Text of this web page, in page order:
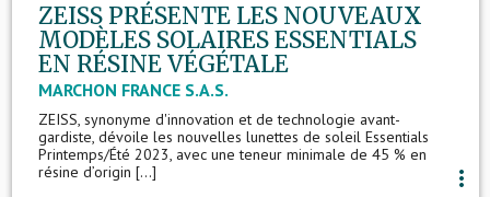
ZEISS PRÉSENTE LES NOUVEAUX
MODÈLES SOLAIRES ESSENTIALS
EN RÉSINE VÉGÉTALE
MARCHON FRANCE S.A.S.
ZEISS, synonyme d'innovation et de technologie avant-
gardiste, dévoile les nouvelles lunettes de soleil Essentials
Printemps/Été 2023, avec une teneur minimale de 45 % en
résine d’origin [...]
more_vert